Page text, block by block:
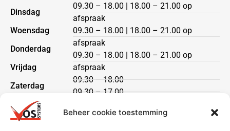
Beheer cookie toestemming
Dinsdag
Woensdag
Donderdag
Vrijdag
Zaterdag
Zondag
09.30 – 18.00 | 18.00 – 21.00 op
afspraak
09.30 – 18.00 | 18.00 – 21.00 op
afspraak
09.30 – 18.00 | 18.00 – 21.00 op
afspraak
09.30 – 18.00
09.30 – 17.00